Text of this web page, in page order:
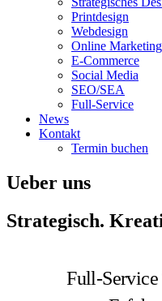
Printdesign
Webdesign
Online Marketing
E-Commerce
Social Media
SEO/SEA
Full-Service
News
Kontakt
Termin buchen
Ueber uns
Strategisch.
Full-